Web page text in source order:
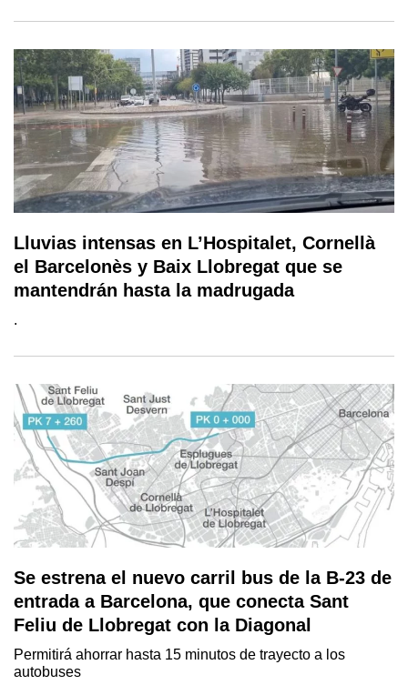
Lluvias intensas en L’Hospitalet, Cornellà
el Barcelonès y Baix Llobregat que se
mantendrán hasta la madrugada
.
Se estrena el nuevo carril bus de la B-23 de
entrada a Barcelona, que conecta Sant
Feliu de Llobregat con la Diagonal
Permitirá ahorrar hasta 15 minutos de trayecto a los
autobuses